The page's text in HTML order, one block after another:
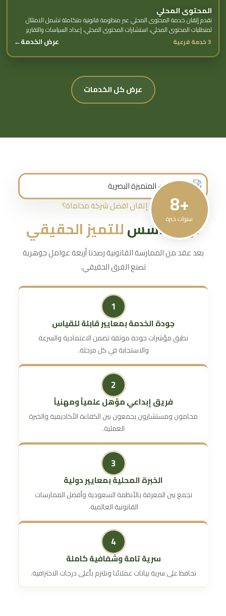
المحتوى المحلي
تقدم إتقان خدمة المحتوى المحلي عبر منظومة قانونية متكاملة تشمل الامتثال
لمتطلبات المحتوى المحلي، استشارات المحتوى المحلي، إعداد السياسات والتقارير
وغيرها من الخدمات الفرعية.
3 خدمة فرعية عرض الخدمة←
عرض كل الخدمات
8+
سنوات خبرة
لماذا إتقان افضل شركة محاماة؟
أربعة أسسللتميز الحقيقي
بعد عقد من الممارسة القانونية رصدنا أربعة عوامل جوهرية
تصنع الفرق الحقيقي.
1
جودة الخدمة بمعايير قابلة للقياس
نطبق مؤشرات جودة موثقة تضمن الاعتمادية والسرعة
والاستجابة في كل مرحلة.
2
فريق إبداعي مؤهل علمياً ومهنياً
محامون ومستشارون يجمعون بين الكفاءة الأكاديمية والخبرة
العملية.
3
الخبرة المحلية بمعايير دولية
نجمع بين المعرفة بالأنظمة السعودية وأفضل الممارسات
القانونية العالمية.
4
سرية تامة وشفافية كاملة
نحافظ على سرية بيانات عملائنا ونلتزم بأعلى درجات الاحترافية.